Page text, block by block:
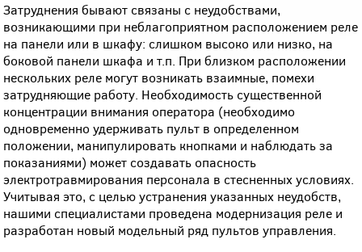
Затруднения бывают связаны с неудобствами,
возникающими при неблагоприятном расположением реле
на панели или в шкафу: слишком высоко или низко, на
боковой панели шкафа и т.п. При близком расположении
нескольких реле могут возникать взаимные, помехи
затрудняющие работу. Необходимость существенной
концентрации внимания оператора (необходимо
одновременно удерживать пульт в определенном
положении, манипулировать кнопками и наблюдать за
показаниями) может создавать опасность
электротравмирования персонала в стесненных условиях.
Учитывая это, с целью устранения указанных неудобств,
нашими специалистами проведена модернизация реле и
разработан новый модельный ряд пультов управления.